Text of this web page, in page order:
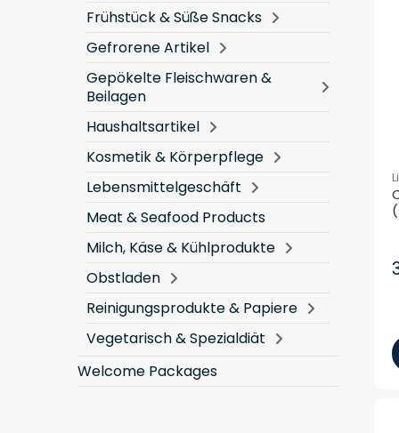
Frühstück & Süße Snacks
Gefrorene Artikel
Gepökelte Fleischwaren &
Beilagen
Haushaltsartikel
Kosmetik & Körperpflege
Lebensmittelgeschäft
Meat & Seafood Products
Milch, Käse & Kühlprodukte
Obstladen
Reinigungsprodukte & Papiere
Vegetarisch & Spezialdiät
Welcome Packages